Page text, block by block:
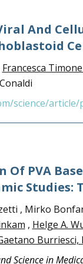
And
Francesca
science/article/
Of PVA
Studies:
, Mirko
, Helge A.
Burriesci,
Science in